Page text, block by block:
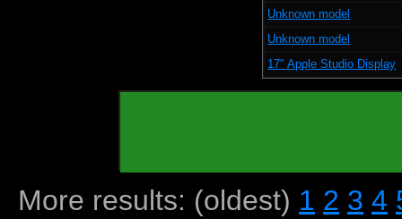
Unknown model
Unknown model
17" Apple Studio Display
More results: (oldest) 1 2 3 4